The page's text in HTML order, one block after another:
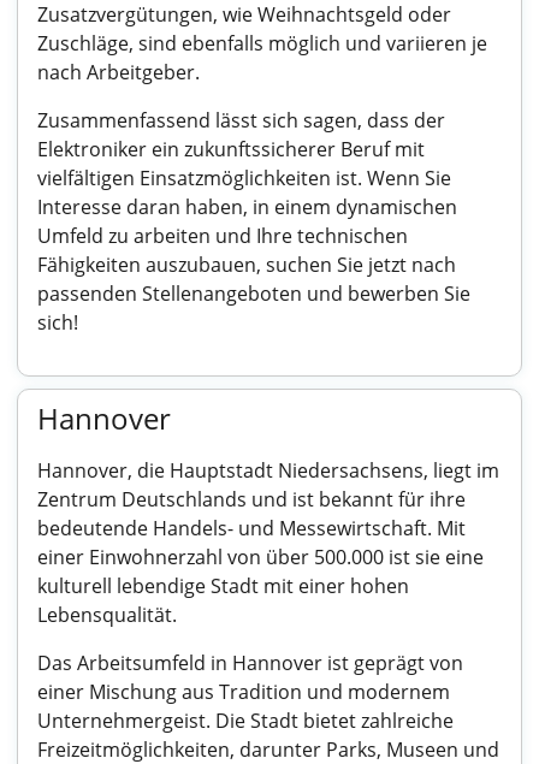
Zusatzvergütungen, wie Weihnachtsgeld oder
Zuschläge, sind ebenfalls möglich und variieren je
nach Arbeitgeber.
Zusammenfassend lässt sich sagen, dass der
Elektroniker ein zukunftssicherer Beruf mit
vielfältigen Einsatzmöglichkeiten ist. Wenn Sie
Interesse daran haben, in einem dynamischen
Umfeld zu arbeiten und Ihre technischen
Fähigkeiten auszubauen, suchen Sie jetzt nach
passenden Stellenangeboten und bewerben Sie
sich!
Hannover
Hannover, die Hauptstadt Niedersachsens, liegt im
Zentrum Deutschlands und ist bekannt für ihre
bedeutende Handels- und Messewirtschaft. Mit
einer Einwohnerzahl von über 500.000 ist sie eine
kulturell lebendige Stadt mit einer hohen
Lebensqualität.
Das Arbeitsumfeld in Hannover ist geprägt von
einer Mischung aus Tradition und modernem
Unternehmergeist. Die Stadt bietet zahlreiche
Freizeitmöglichkeiten, darunter Parks, Museen und